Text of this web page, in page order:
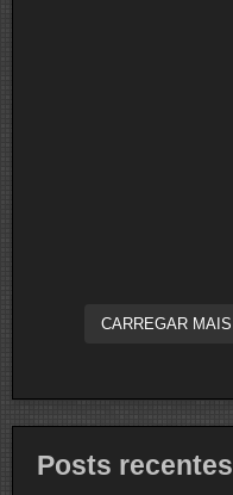
CARREGAR MAIS
Posts recentes